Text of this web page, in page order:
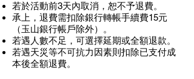
若於活動前3天內取消，恕不予退費。
承上，退費需扣除銀行轉帳手續費15元
（玉山銀行帳戶除外）。
若遇人數不足，可選擇延期或全額退款。
若遇天災等不可抗力因素則扣除已支付成
本後全額退費。